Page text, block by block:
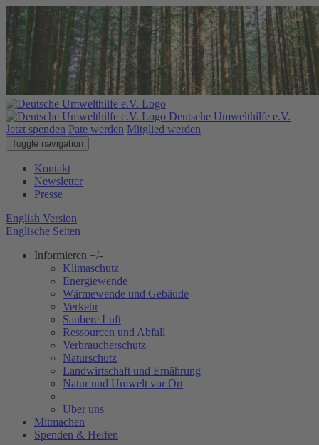
Deutsche Umwelthilfe e.V.
Jetzt spenden Pate werden Mitglied werden
Toggle navigation
Kontakt
Newsletter
Presse
English Version
Englische Seiten
Informieren +/-
Klimaschutz
Energiewende
Wärmewende und Gebäude
Verkehr
Saubere Luft
Ressourcen und Abfall
Verbraucherschutz
Naturschutz
Landwirtschaft und Ernährung
Natur und Umwelt vor Ort
Über uns
Mitmachen
Spenden & Helfen